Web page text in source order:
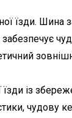
їзди. Шина
із
чудову